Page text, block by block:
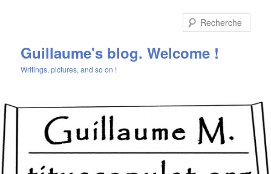
Guillaume's blog. Welcome !
Writings, pictures, and so on !